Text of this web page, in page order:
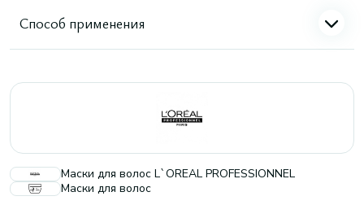
Способ применения
Маски для волос L`OREAL PROFESSIONNEL
Маски для волос